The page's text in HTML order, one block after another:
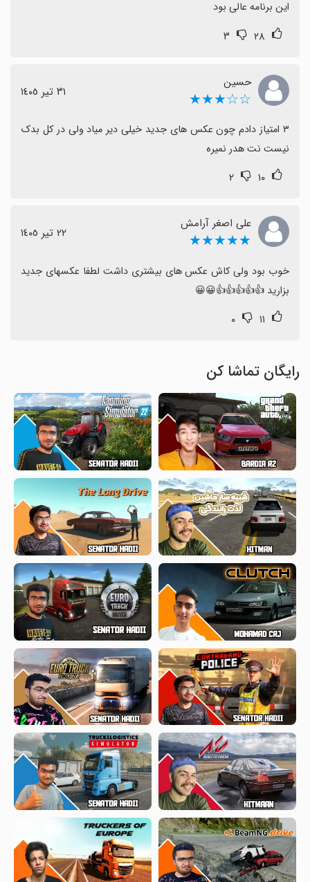
این برنامه عالی بود
۲۸ ۳
حسین
☆☆★★★ ٣١ تیر ١٤٠٥
نیست نت هدر نمیره
۱۰ ۲
علی اصغر آرامش
★★★★★ ٢٢ تیر ١٤٠٥
بزارید 👍👍👍👍👍😀😀
۱۱ ۰
رایگان تماشا کن